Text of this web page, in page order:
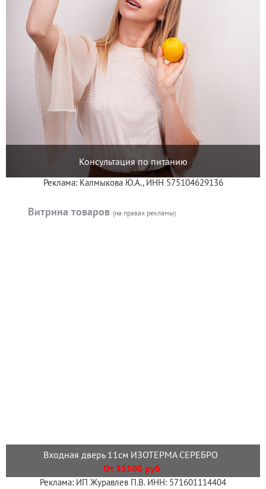
Консультация по питанию
Реклама: Калмыкова Ю.А., ИНН 575104629136
Витрина товаров (на правах рекламы)
Входная дверь 11см ИЗОТЕРМА СЕРЕБРО
От 35500 руб.
Реклама: ИП Журавлев П.В. ИНН: 571601114404